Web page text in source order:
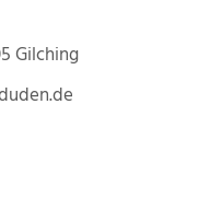
Gilching